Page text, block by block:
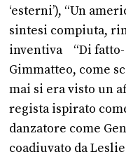
‘esterni’), “Un
sintesi compiuta,
inventiva “Di fatto-
Gimmatteo, come
mai si era visto un
regista ispirato
danzatore come
coadiuvato da